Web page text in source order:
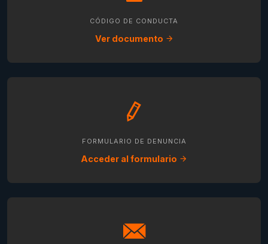
CÓDIGO DE CONDUCTA
Ver documento
FORMULARIO DE DENUNCIA
Acceder al formulario